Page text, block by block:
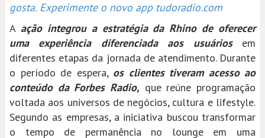
gosta. Experimente o novo app tudoradio.com
A ação integrou a estratégia da Rhino de oferecer
uma experiência diferenciada aos usuáriosem
diferentes etapas da jornada de atendimento. Durante
o período de espera, os clientes tiveram acesso ao
conteúdo da Forbes Radio, que reúne programação
voltada aos universos de negócios, cultura e lifestyle.
Segundo as empresas, a iniciativa buscou transformar
o tempo de permanência no lounge em uma